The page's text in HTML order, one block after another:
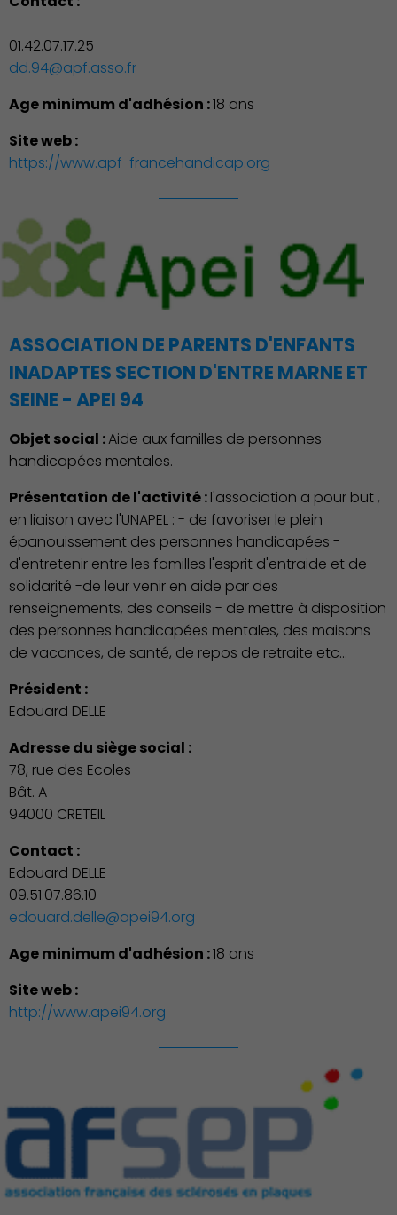
Famille
01.42.07.17.25
dd.94@apf.asso.fr
Age minimum d'adhésion :18 ans
Site web :
https://www.apf-francehandicap.org
ASSOCIATION DE PARENTS D'ENFANTS
INADAPTES SECTION D'ENTRE MARNE ET
SEINE - APEI 94
Objet social :Aide aux familles de personnes
handicapées mentales.
Présentation de l'activité :l'association a pour but ,
en liaison avec l'UNAPEL : - de favoriser le plein
épanouissement des personnes handicapées -
d'entretenir entre les familles l'esprit d'entraide et de
solidarité -de leur venir en aide par des
renseignements, des conseils - de mettre à disposition
des personnes handicapées mentales, des maisons
de vacances, de santé, de repos de retraite etc...
Président :
Edouard DELLE
Adresse du siège social :
78, rue des Ecoles
Bât. A
94000 CRETEIL
Contact :
Edouard DELLE
09.51.07.86.10
edouard.delle@apei94.org
Age minimum d'adhésion :18 ans
Site web :
http://www.apei94.org